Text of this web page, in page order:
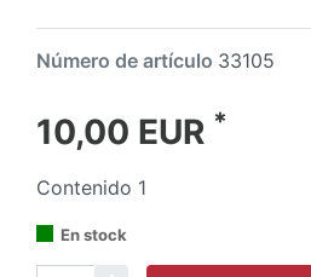
Número de artículo 33105
10,00 EUR *
Contenido 1
En stock